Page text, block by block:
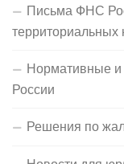
Письма ФНС
территориальных
Нормативные
России
Решения по